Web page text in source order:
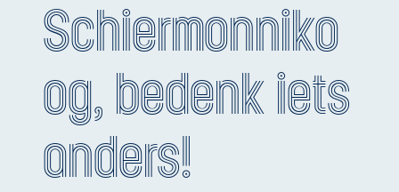
Schiermonniko
og, bedenk iets
anders!